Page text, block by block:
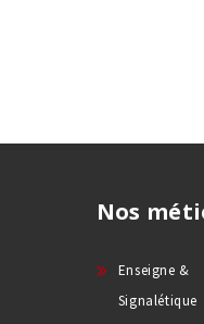
Nos
Enseigne &
Signalétique